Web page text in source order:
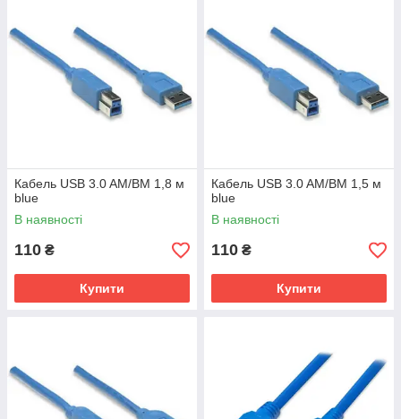
Кабель USB 3.0 AM/BM 1,8 м
blue
В наявності
110 ₴
Купити
Кабель USB 3.0 AM/BM 1,5 м
blue
В наявності
110 ₴
Купити